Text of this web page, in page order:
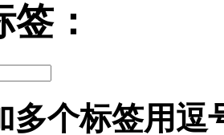
：
多个标签用逗